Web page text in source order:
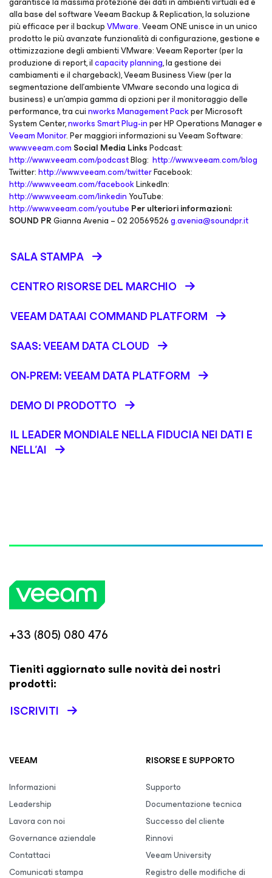
alla base del software Veeam Backup & Replication, la soluzione
più efficace per il backupVMware. Veeam ONE unisce in un unico
prodotto le più avanzate funzionalità di configurazione, gestione e
ottimizzazione degli ambienti VMware: Veeam Reporter (per la
produzione di report, ilcapacity planning, la gestione dei
cambiamenti e il chargeback), Veeam Business View (per la
segmentazione dell'ambiente VMware secondo una logica di
business) e un’ampia gamma di opzioni per il monitoraggio delle
performance, tra cuinworks Management Packper Microsoft
System Center,nworks Smart Plug-inper HP Operations Manager e
Veeam Monitor. Per maggiori informazioni su Veeam Software:
www.veeam.com Social Media LinksPodcast:
http://www.veeam.com/podcastBlog: http://www.veeam.com/blog
Twitter:http://www.veeam.com/twitterFacebook:
http://www.veeam.com/facebookLinkedIn:
http://www.veeam.com/linkedinYouTube:
http://www.veeam.com/youtube Per ulteriori informazioni:
SOUND PRGianna Avenia – 02 20569526g.avenia@soundpr.it
SALA STAMPA
CENTRO RISORSE DEL MARCHIO
VEEAM DATAAI COMMAND PLATFORM
SAAS: VEEAM DATA CLOUD
ON-PREM: VEEAM DATA PLATFORM
DEMO DI PRODOTTO
IL LEADER MONDIALE NELLA FIDUCIA NEI DATI E
NELL’AI
+33 (805) 080 476
Tieniti aggiornato sulle novità dei nostri
prodotti:
ISCRIVITI
VEEAM
Informazioni
Leadership
Lavora con noi
Governance aziendale
Contattaci
Comunicati stampa
RISORSE E SUPPORTO
Supporto
Documentazione tecnica
Successo del cliente
Rinnovi
Veeam University
Registro delle modifiche di